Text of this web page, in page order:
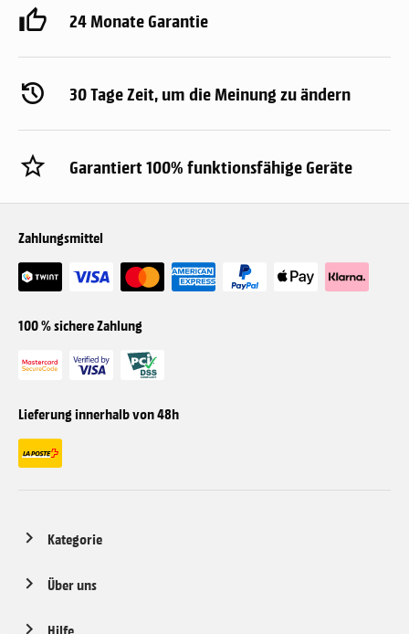
24 Monate Garantie
30 Tage Zeit, um die Meinung zu ändern
Garantiert 100% funktionsfähige Geräte
Zahlungsmittel
100 % sichere Zahlung
Lieferung innerhalb von 48h
Kategorie
Über uns
Hilfe